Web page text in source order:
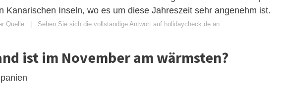
Kanarischen Inseln, wo es um diese Jahreszeit sehr angenehm ist.
Quelle Sehen Sie sich die vollständige Antwort auf holidaycheck.de an
ist im November am wärmsten?